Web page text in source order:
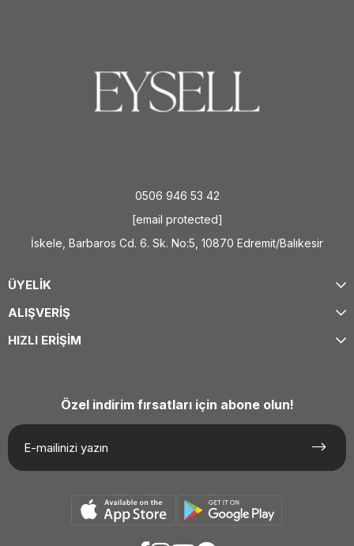
0506 946 53 42
[email protected]
İskele, Barbaros Cd. 6. Sk. No:5, 10870 Edremit/Balıkesir
ÜYELİK
ALIŞVERİŞ
HIZLI ERİŞİM
Özel indirim fırsatları için abone olun!